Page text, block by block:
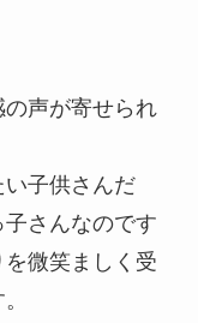
声が寄せられ
い子供さんだ
さんなのです
微笑ましく受